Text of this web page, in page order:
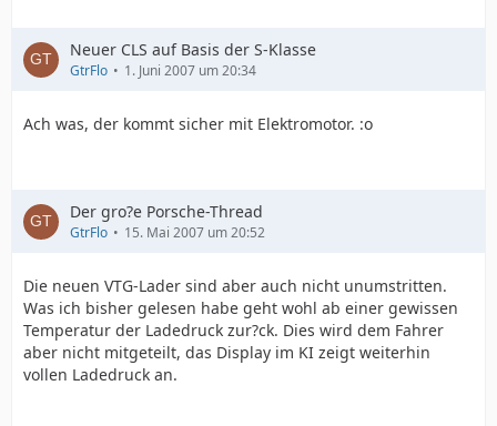
Neuer CLS auf Basis der S-Klasse
GtrFlo 1. Juni 2007 um 20:34
Ach was, der kommt sicher mit Elektromotor. :o
Der gro?e Porsche-Thread
GtrFlo 15. Mai 2007 um 20:52
Die neuen VTG-Lader sind aber auch nicht unumstritten.
Was ich bisher gelesen habe geht wohl ab einer gewissen
Temperatur der Ladedruck zur?ck. Dies wird dem Fahrer
aber nicht mitgeteilt, das Display im KI zeigt weiterhin
vollen Ladedruck an.